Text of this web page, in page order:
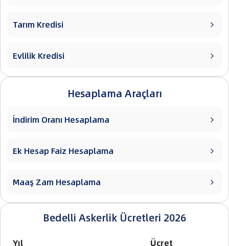
Tarım Kredisi 
Evlilik Kredisi 
Hesaplama Araçları
İndirim Oranı Hesaplama 
Ek Hesap Faiz Hesaplama 
Maaş Zam Hesaplama 
Bedelli Askerlik Ücretleri 2026
Yıl
Ücret